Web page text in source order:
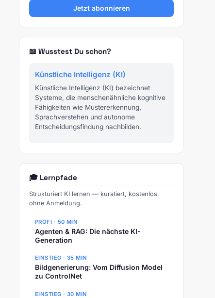
Jetzt abonnieren
📖 Wusstest Du schon?
Künstliche Intelligenz (KI)
Künstliche Intelligenz (KI) bezeichnet
Systeme, die menschenähnliche kognitive
Fähigkeiten wie Mustererkennung,
Sprachverstehen und autonome
Entscheidungsfindung nachbilden.
🎓 Lernpfade
Strukturiert KI lernen — kuratiert, kostenlos,
ohne Anmeldung.
PROFI · 50 MIN
Agenten & RAG: Die nächste KI-
Generation
EINSTIEG · 35 MIN
Bildgenerierung: Vom Diffusion Model
zu ControlNet
EINSTIEG · 30 MIN